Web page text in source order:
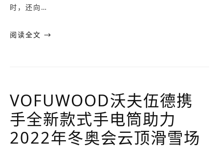
时，还向…
阅读全文 →
VOFUWOOD沃夫伍德携
手全新款式手电筒助力
2022年冬奥会云顶滑雪场